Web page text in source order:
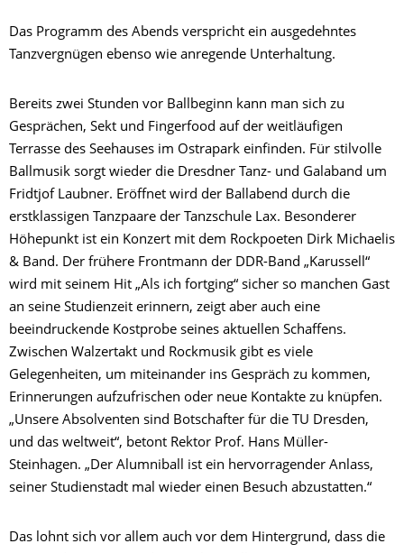
Das Programm des Abends verspricht ein ausgedehntes
Tanzvergnügen ebenso wie anregende Unterhaltung.
Bereits zwei Stunden vor Ballbeginn kann man sich zu
Gesprächen, Sekt und Fingerfood auf der weitläufigen
Terrasse des Seehauses im Ostrapark einfinden. Für stilvolle
Ballmusik sorgt wieder die Dresdner Tanz- und Galaband um
Fridtjof Laubner. Eröffnet wird der Ballabend durch die
erstklassigen Tanzpaare der Tanzschule Lax. Besonderer
Höhepunkt ist ein Konzert mit dem Rockpoeten Dirk Michaelis
& Band. Der frühere Frontmann der DDR-Band „Karussell“
wird mit seinem Hit „Als ich fortging“ sicher so manchen Gast
an seine Studienzeit erinnern, zeigt aber auch eine
beeindruckende Kostprobe seines aktuellen Schaffens.
Zwischen Walzertakt und Rockmusik gibt es viele
Gelegenheiten, um miteinander ins Gespräch zu kommen,
Erinnerungen aufzufrischen oder neue Kontakte zu knüpfen.
„Unsere Absolventen sind Botschafter für die TU Dresden,
und das weltweit“, betont Rektor Prof. Hans Müller-
Steinhagen. „Der Alumniball ist ein hervorragender Anlass,
seiner Studienstadt mal wieder einen Besuch abzustatten.“
Das lohnt sich vor allem auch vor dem Hintergrund, dass die